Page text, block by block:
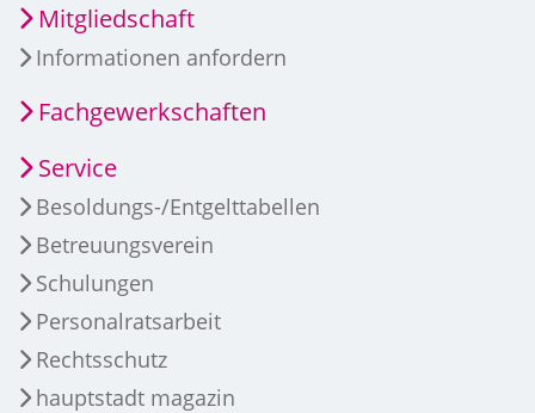
Mitgliedschaft
Informationen anfordern
Fachgewerkschaften
Service
Besoldungs-/Entgelttabellen
Betreuungsverein
Schulungen
Personalratsarbeit
Rechtsschutz
hauptstadt magazin